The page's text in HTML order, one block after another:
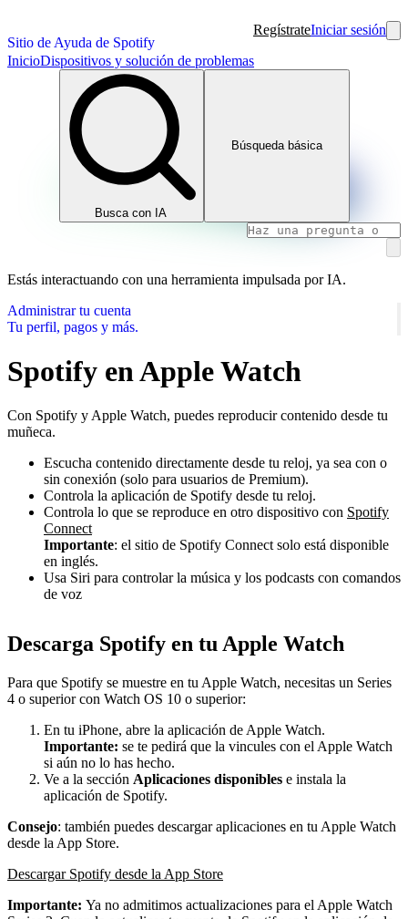
Sitio de Ayuda de Spotify
RegístrateIniciar sesión
InicioDispositivos y solución de problemas
Busca con IA
Búsqueda básica
Estás interactuando con una herramienta impulsada por IA.
Administrar tu cuenta
Tu perfil, pagos y más.
Spotify en Apple Watch
Con Spotify y Apple Watch, puedes reproducir contenido desde tu
muñeca.
Escucha contenido directamente desde tu reloj, ya sea con o
sin conexión (solo para usuarios de Premium).
Controla la aplicación de Spotify desde tu reloj.
Controla lo que se reproduce en otro dispositivo con Spotify
Connect
Importante: el sitio de Spotify Connect solo está disponible
en inglés.
Usa Siri para controlar la música y los podcasts con comandos
de voz
Descarga Spotify en tu Apple Watch
Para que Spotify se muestre en tu Apple Watch, necesitas un Series
4 o superior con Watch OS 10 o superior:
En tu iPhone, abre la aplicación de Apple Watch.
Importante: se te pedirá que la vincules con el Apple Watch
si aún no lo has hecho.
Ve a la sección Aplicaciones disponibles e instala la
aplicación de Spotify.
Consejo: también puedes descargar aplicaciones en tu Apple Watch
desde la App Store.
Descargar Spotify desde la App Store
Importante: Ya no admitimos actualizaciones para el Apple Watch